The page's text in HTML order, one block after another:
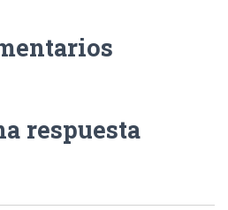
respuesta